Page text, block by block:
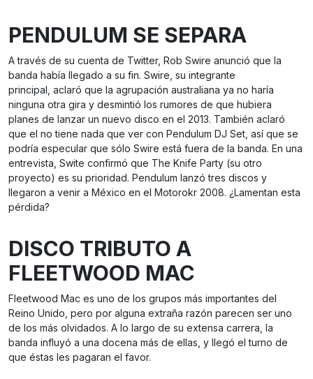
PENDULUM SE SEPARA
A través de su cuenta de Twitter, Rob Swire anunció que la
banda había llegado a su fin. Swire, su integrante
principal, aclaró que la agrupación australiana ya no haría
ninguna otra gira y desmintió los rumores de que hubiera
planes de lanzar un nuevo disco en el 2013. También aclaró
que el no tiene nada que ver con Pendulum DJ Set, así que se
podría especular que sólo Swire está fuera de la banda. En una
entrevista, Swite confirmó que The Knife Party (su otro
proyecto) es su prioridad. Pendulum lanzó tres discos y
llegaron a venir a México en el Motorokr 2008. ¿Lamentan esta
pérdida?
DISCO TRIBUTO A
FLEETWOOD MAC
Fleetwood Mac es uno de los grupos más importantes del
Reino Unido, pero por alguna extraña razón parecen ser uno
de los más olvidados. A lo largo de su extensa carrera, la
banda influyó a una docena más de ellas, y llegó el turno de
que éstas les pagaran el favor.